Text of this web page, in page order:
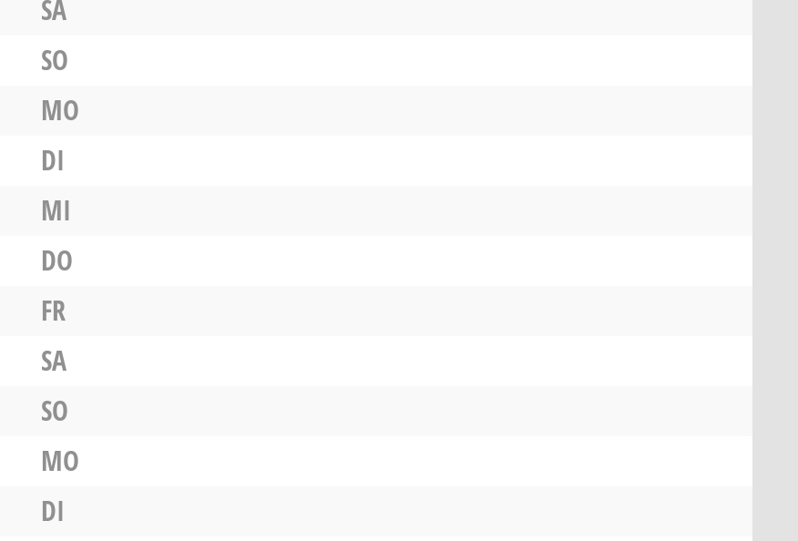
SA
SO
MO
DI
MI
DO
FR
SA
SO
MO
DI